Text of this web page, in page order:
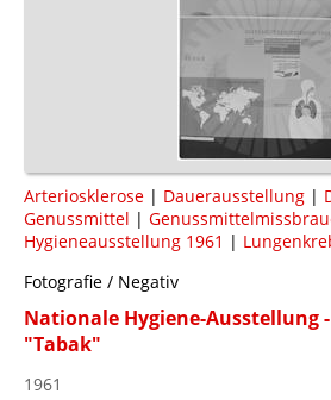
Arteriosklerose | Dauerausstellung |
Genussmittel |
Hygieneausstellung 1961 |
Fotografie / Negativ
Nationale Hygiene-Ausstellung
"Tabak"
1961